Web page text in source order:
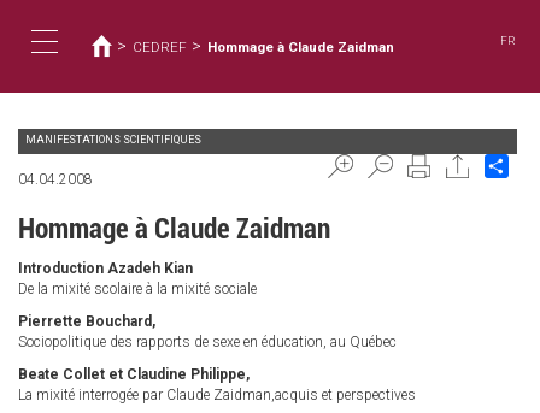
main
navigation
are
here
> CEDREF > Hommage à Claude Zaidman FR
MANIFESTATIONS SCIENTIFIQUES
04.04.2008
Hommage à Claude Zaidman
Introduction Azadeh Kian
De la mixité scolaire à la mixité sociale
Pierrette Bouchard,
Sociopolitique des rapports de sexe en éducation, au Québec
Beate Collet et Claudine Philippe,
La mixité interrogée par Claude Zaidman,acquis et perspectives